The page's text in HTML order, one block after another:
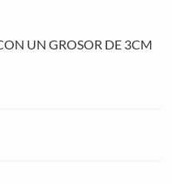
UN GROSOR DE 3CM